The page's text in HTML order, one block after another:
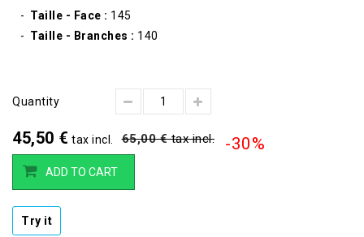
Taille - Face : 145
Taille - Branches : 140
Quantity
45,50 € tax incl. 65,00 €tax incl. -30%
ADD TO CART
Try it